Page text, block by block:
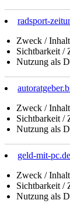
radsport-
Zweck /
Sichtbarkeit /
Nutzung als
Zweck /
Sichtbarkeit /
Nutzung als
geld-mit-pc.de
Zweck /
Sichtbarkeit /
Nutzung als